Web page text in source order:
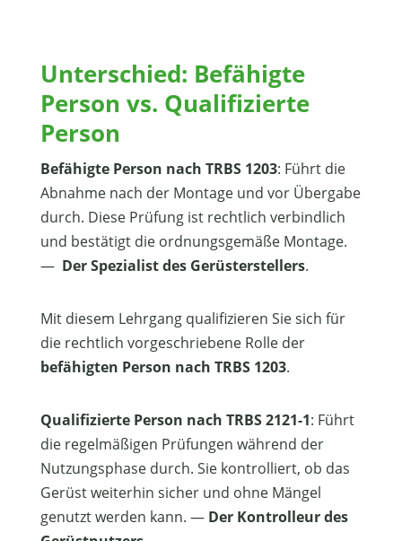
Unterschied: Befähigte
Person vs. Qualifizierte
Person
Befähigte Person nach TRBS 1203: Führt die
Abnahme nach der Montage und vor Übergabe
durch. Diese Prüfung ist rechtlich verbindlich
und bestätigt die ordnungsgemäße Montage.
— Der Spezialist des Gerüsterstellers.
Mit diesem Lehrgang qualifizieren Sie sich für
die rechtlich vorgeschriebene Rolle der
befähigten Person nach TRBS 1203.
Qualifizierte Person nach TRBS 2121-1: Führt
die regelmäßigen Prüfungen während der
Nutzungsphase durch. Sie kontrolliert, ob das
Gerüst weiterhin sicher und ohne Mängel
genutzt werden kann. — Der Kontrolleur des